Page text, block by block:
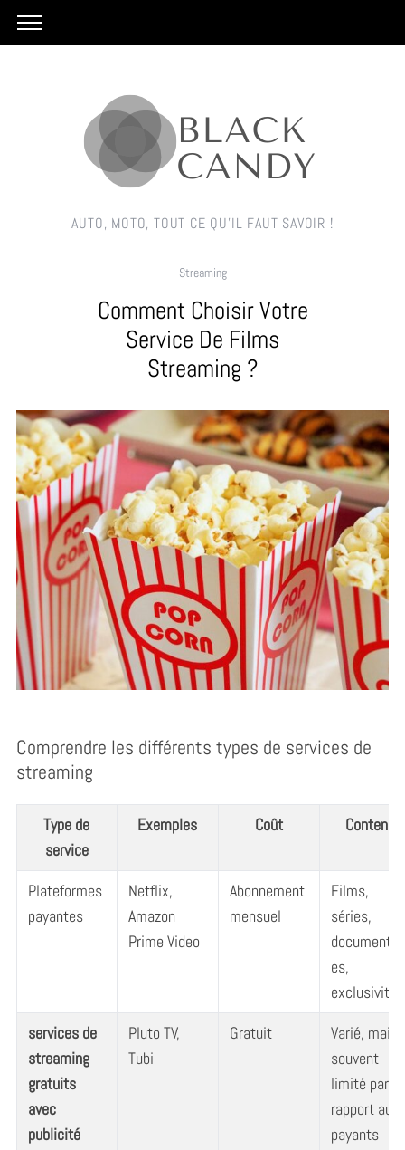
AUTO, MOTO, TOUT CE QU'IL FAUT SAVOIR !
Streaming
Comment Choisir Votre
Service De Films
Streaming ?
Comprendre les différents types de services de
streaming
Type de
service
Exemples Coût Contenu
Plateformes
payantes
Netflix,
Amazon
Prime Video
Abonnement
mensuel
Films,
séries,
es,
exclusivités
services de
streaming
gratuits
avec
publicité
Pluto TV,
Tubi
Gratuit
Varié, mais
souvent
limité par
rapport aux
payants